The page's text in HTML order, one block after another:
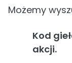
Możemy
Kod
akcji.